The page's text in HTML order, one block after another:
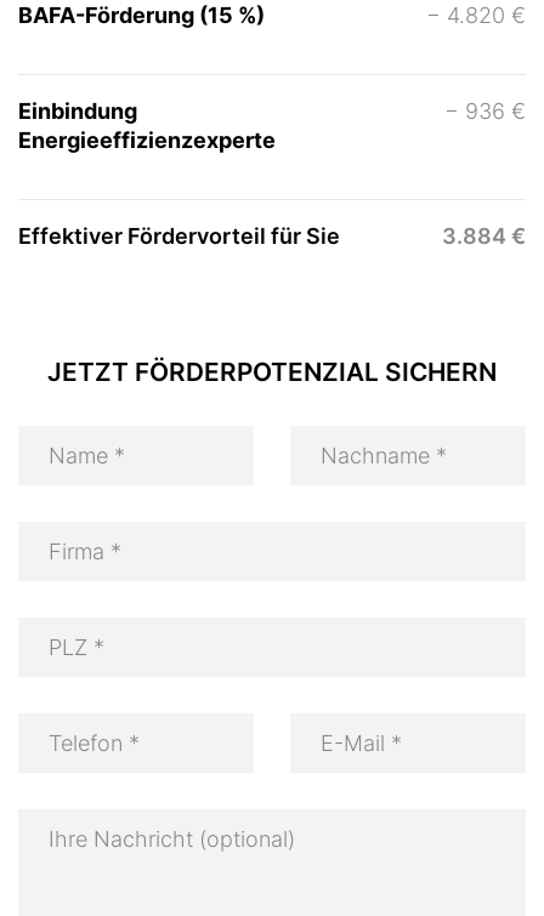
BAFA-Förderung (15 %) − 4.820 €
Einbindung
Energieeffizienzexperte
− 936 €
Effektiver Fördervorteil für Sie 3.884 €
JETZT FÖRDERPOTENZIAL SICHERN